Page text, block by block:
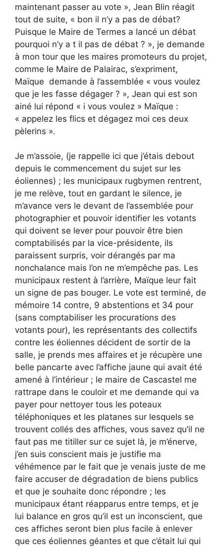
maintenant passer au vote », Jean Blin réagit
tout de suite, « bon il n’y a pas de débat?
Puisque le Maire de Termes a lancé un débat
pourquoi n’y a t il pas de débat ? », je demande
à mon tour que les maires promoteurs du projet,
comme le Maire de Palairac, s’expriment,
Maïque demande à l’assemblée « vous voulez
que je les fasse dégager ? », Jean qui est son
ainé lui répond « i vous voulez » Maïque :
« appelez les flics et dégagez moi ces deux
pèlerins ».
Je m’assoie, (je rappelle ici que j’étais debout
depuis le commencement du sujet sur les
éoliennes) ; les municipaux rugbymen rentrent,
je me relève, tout en gardant le silence, je
m’avance vers le devant de l’assemblée pour
photographier et pouvoir identifier les votants
qui doivent se lever pour pouvoir être bien
comptabilisés par la vice-présidente, ils
paraissent surpris, voir dérangés par ma
nonchalance mais l’on ne m’empêche pas. Les
municipaux restent à l’arrière, Maïque leur fait
un signe de pas bouger. Le vote est terminé, de
mémoire 14 contre, 9 abstentions et 34 pour
(sans comptabiliser les procurations des
votants pour), les représentants des collectifs
contre les éoliennes décident de sortir de la
salle, je prends mes affaires et je récupère une
belle pancarte avec l’affiche jaune qui avait été
amené à l’intérieur ; le maire de Cascastel me
rattrape dans le couloir et me demande qui va
payer pour nettoyer tous les poteaux
téléphoniques et les platanes sur lesquels se
trouvent collés des affiches, vous savez qu’il ne
faut pas me titiller sur ce sujet là, je m’énerve,
j’en suis conscient mais je justifie ma
véhémence par le fait que je venais juste de me
faire accuser de dégradation de biens publics
et que je souhaite donc répondre ; les
municipaux étant réapparus entre temps, et je
lui balance en gros qu’il est un inconscient, que
ces affiches seront bien plus facile à enlever
que ces éoliennes géantes et que c’était lui qui